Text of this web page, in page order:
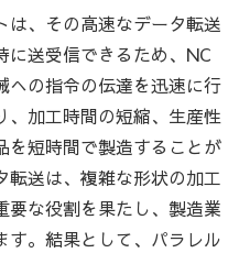
は、その高速なデータ転送
に送受信できるため、NC
への指令の伝達を迅速に行
、加工時間の短縮、生産性
を短時間で製造することが
転送は、複雑な形状の加工
要な役割を果たし、製造業
す。結果として、パラレル